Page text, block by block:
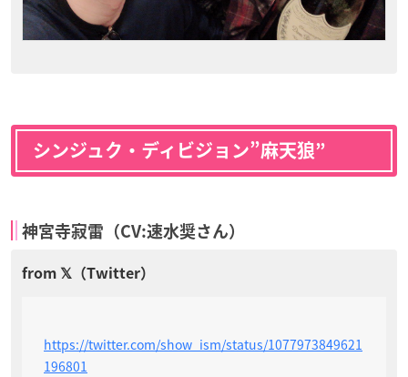
シンジュク・ディビジョン”麻天狼”
神宮寺寂雷（CV:速水奨さん）
https://twitter.com/show_ism/status/1077973849621
196801